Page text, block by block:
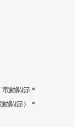
動調節＊
調節）＊